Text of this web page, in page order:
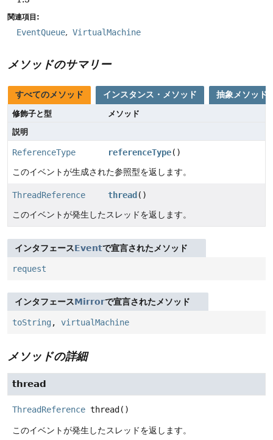
関連項目:
EventQueue VirtualMachine
メソッドのサマリー
すべてのメソッド インスタンス・メソッド 抽象メソッド
修飾子と型
メソッド
説明
ReferenceType referenceType()
このイベントが生成された参照型を返します。
ThreadReference thread ()
このイベントが発生したスレッドを返します。
インタフェースEventで宣言されたメソッド
request
インタフェースMirrorで宣言されたメソッド
toString , virtualMachine
メソッドの詳細
thread
ThreadReference thread ()
このイベントが発生したスレッドを返します。